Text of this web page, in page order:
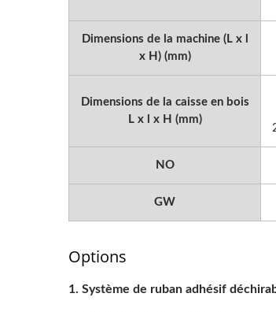
Dimensions de la machine (L x l
x H) (mm)
Dimensions de la caisse en bois
L x l x H (mm)
NO
GW
Options
Système de ruban adhésif